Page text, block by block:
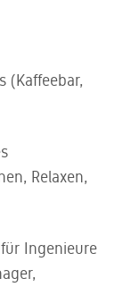
(Kaffeebar,
Relaxen,
Ingenieure